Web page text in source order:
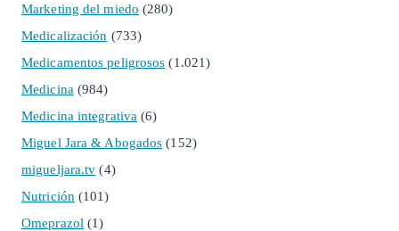
Marketing del miedo (280)
Medicalización (733)
Medicamentos peligrosos (1.021)
Medicina (984)
Medicina integrativa (6)
Miguel Jara & Abogados (152)
migueljara.tv (4)
Nutrición (101)
Omeprazol (1)